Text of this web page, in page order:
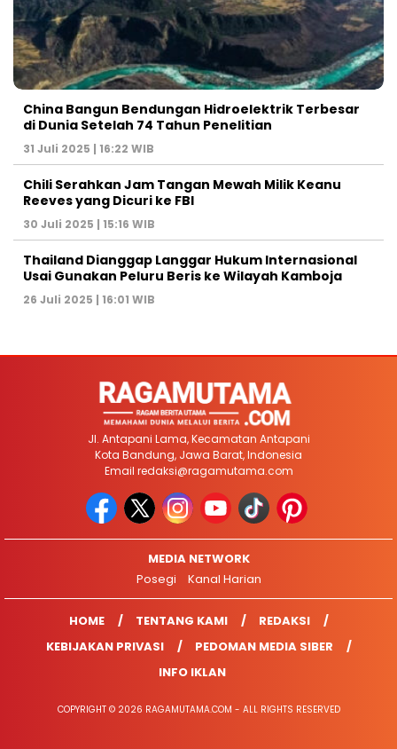
China Bangun Bendungan Hidroelektrik Terbesar
di Dunia Setelah 74 Tahun Penelitian
31 Juli 2025 | 16:22 WIB
Chili Serahkan Jam Tangan Mewah Milik Keanu
Reeves yang Dicuri ke FBI
30 Juli 2025 | 15:16 WIB
Thailand Dianggap Langgar Hukum Internasional
Usai Gunakan Peluru Beris ke Wilayah Kamboja
26 Juli 2025 | 16:01 WIB
Jl. Antapani Lama, Kecamatan Antapani
Kota Bandung, Jawa Barat, Indonesia
Email redaksi@ragamutama.com
MEDIA NETWORK
Posegi
Kanal Harian
HOME TENTANG KAMI
REDAKSI
KEBIJAKAN PRIVASI
PEDOMAN MEDIA SIBER
INFO IKLAN
COPYRIGHT © 2026 RAGAMUTAMA.COM - ALL RIGHTS RESERVED